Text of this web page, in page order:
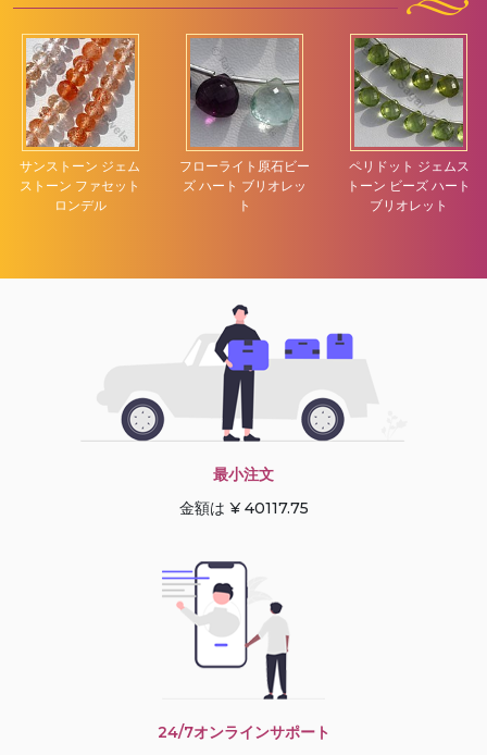
サンストーン ジェム
ストーン ファセット
ロンデル
フローライト原石ビー
ズ ハート ブリオレッ
ト
ペリドット ジェムス
トーン ビーズ ハート
ブリオレット
最小注文
金額は ¥ 40117.75
24/7オンラインサポート